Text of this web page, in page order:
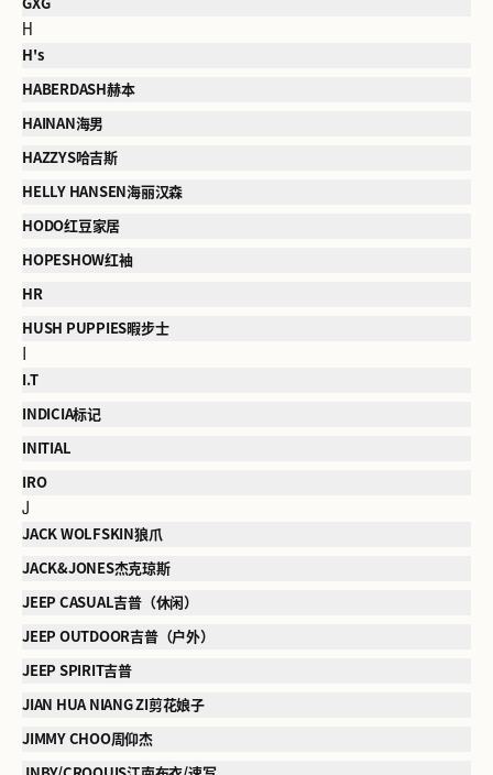
GXG
H
H's
HABERDASH赫本
HAINAN海男
HAZZYS哈吉斯
HELLY HANSEN海丽汉森
HODO红豆家居
HOPESHOW红袖
HR
HUSH PUPPIES暇步士
I
I.T
INDICIA标记
INITIAL
IRO
J
JACK WOLFSKIN狼爪
JACK&JONES杰克琼斯
JEEP CASUAL吉普（休闲）
JEEP OUTDOOR吉普（户外）
JEEP SPIRIT吉普
JIAN HUA NIANG ZI剪花娘子
JIMMY CHOO周仰杰